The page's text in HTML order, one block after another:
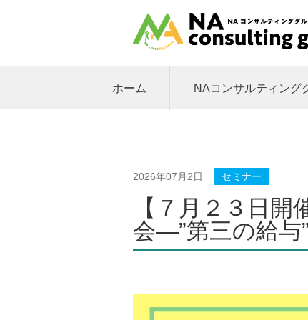
ホーム NAコンサルティング
2026年07月2日 セミナー
【７月２３日
会―”第三の給与